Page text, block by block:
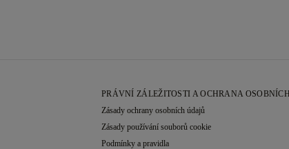
PRÁVNÍ ZÁLEŽITOSTI A OCHRANA
Zásady ochrany osobních údajů
Zásady používání souborů cookie
Podmínky a pravidla